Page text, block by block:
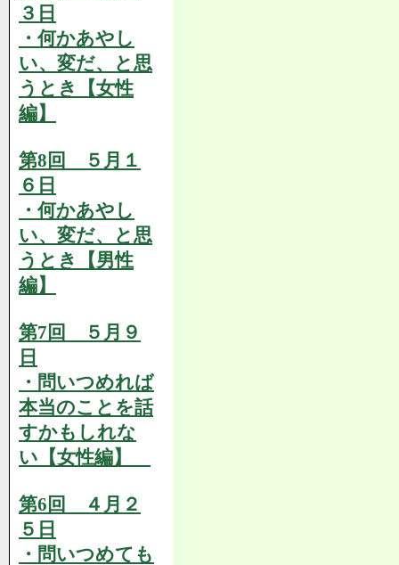
３日
・何かあやし
い、変だ、と思
うとき【女性
編】
第8回 ５月１
６日
・何かあやし
い、変だ、と思
うとき【男性
編】
第7回 ５月９
日
・問いつめれば
本当のことを話
すかもしれな
い【女性編】
第6回 ４月２
５日
・問いつめても